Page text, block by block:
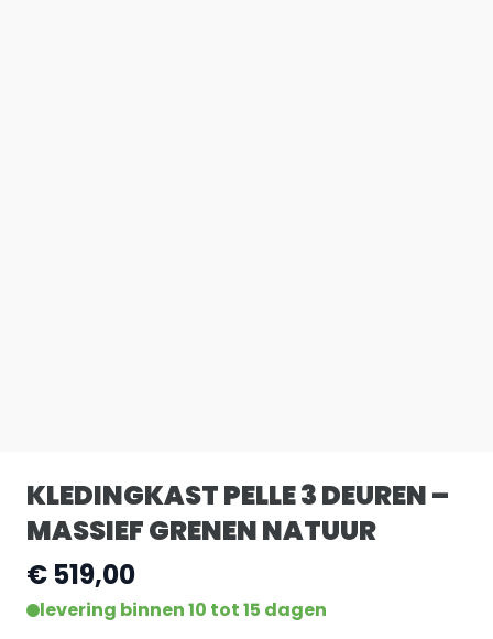
KLEDINGKAST PELLE 3 DEUREN –
MASSIEF GRENEN NATUUR
€ 519,00
levering binnen 10 tot 15 dagen